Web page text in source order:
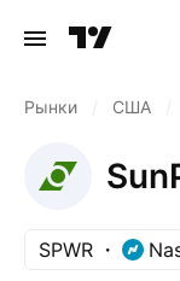
Рынки США
SPWR